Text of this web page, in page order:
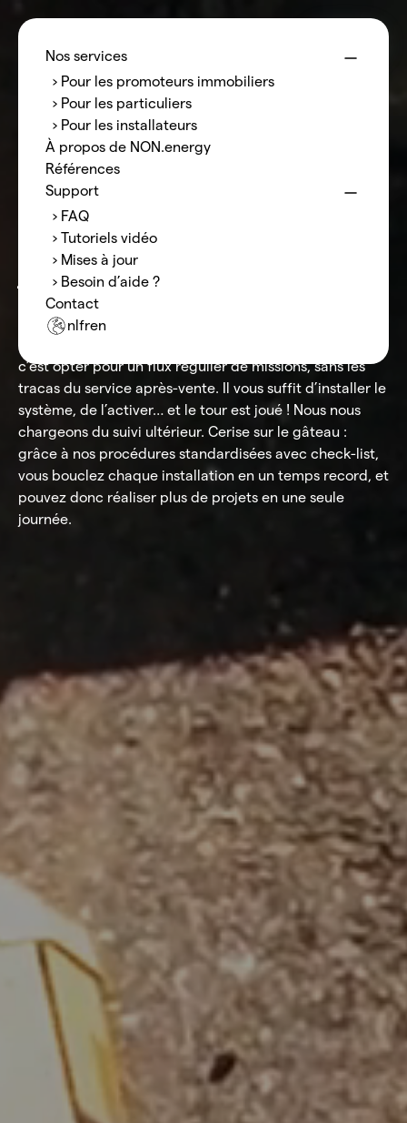
Nos services
› Pour les promoteurs immobiliers
› Pour les particuliers
› Pour les installateurs
À propos de NON.energy
Références
Support
› FAQ
› Tutoriels vidéo
› Mises à jour
› Besoin d’aide ?
Contact
nl fren
Collaborer avec
nousen tant
qu’installateur
Installez, activez… et le tour est
joué : nous nous chargeons du
reste.
Collaborer avec NON.energy en tant qu’installateur,
c’est opter pour un flux régulier de missions, sans les
tracas du service après-vente. Il vous suffit d’installer le
système, de l’activer… et le tour est joué ! Nous nous
chargeons du suivi ultérieur. Cerise sur le gâteau :
grâce à nos procédures standardisées avec check-list,
vous bouclez chaque installation en un temps record, et
pouvez donc réaliser plus de projets en une seule
journée.